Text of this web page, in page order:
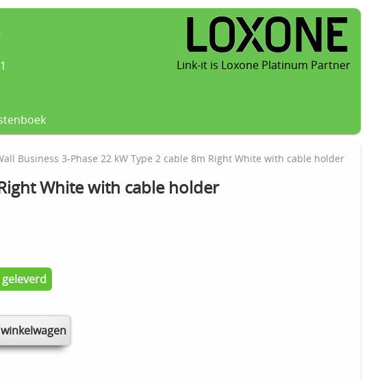
Link-it is Loxone Platinum Partner
Business 3-Phase 22 kW Type 2 cable 8m Right White with cable holder
White with cable holder